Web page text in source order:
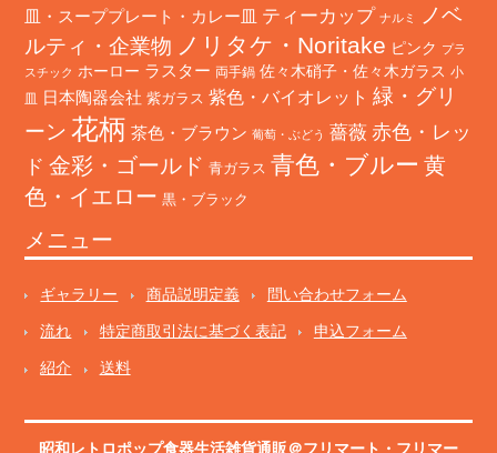
皿・スーププレート・カレー皿 ティーカップ ナルミ
ノベ
ルティ・企業物 ノリタケ・Noritake ピンク プラ
スチック ホーロー ラスター 両手鍋 佐々木硝子・佐々木ガラス 小
皿
日本陶器会社 紫ガラス 紫色・バイオレット 緑・グリ
ーン 花柄 茶色・ブラウン 葡萄・ぶどう 薔薇 赤色・レッ
ド 金彩・ゴールド 青ガラス 青色・ブルー 黄
色・イエロー 黒・ブラック
メニュー
ギャラリー 商品説明定義 問い合わせフォーム
流れ 特定商取引法に基づく表記 申込フォーム
紹介 送料
昭和レトロポップ食器生活雑貨通販＠フリマート ・ フリマー